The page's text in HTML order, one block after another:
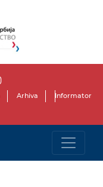
Arhiva
Informator